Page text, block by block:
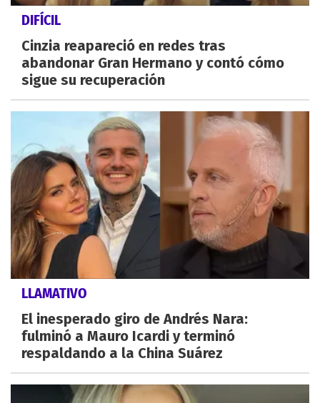
DIFÍCIL
Cinzia reapareció en redes tras
abandonar Gran Hermano y contó cómo
sigue su recuperación
LLAMATIVO
El inesperado giro de Andrés Nara:
fulminó a Mauro Icardi y terminó
respaldando a la China Suárez